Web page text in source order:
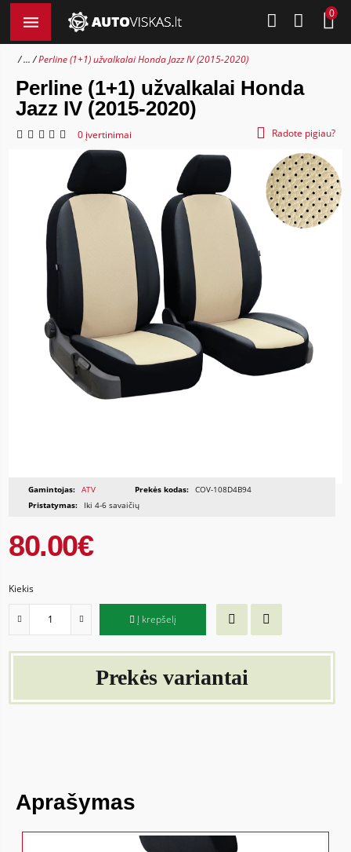
0
... Perline (1+1) užvalkalai Honda Jazz IV (2015-2020)
Perline (1+1) užvalkalai Honda
Jazz IV (2015-2020)
0 įvertinimai Radote pigiau?
Gamintojas: ATV Prekės kodas: COV-108D4B94
Pristatymas:
Iki 4-6 savaičių
80.00€
Kiekis
Į krepšelį
Prekės variantai
Aprašymas